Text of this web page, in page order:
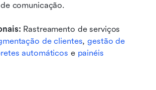
comunicação.
Rastreamento de serviços
de clientes, gestão de
automáticos e painéis